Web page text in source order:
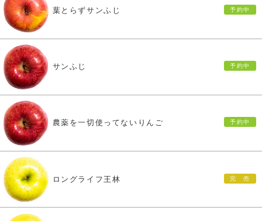
葉とらずサンふじ
サンふじ
農薬を一切使ってないりんご
ロングライフ王林